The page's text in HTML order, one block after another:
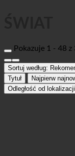
Sortuj według:
Tytuł
Najpierw
Odległość od lokalizacji